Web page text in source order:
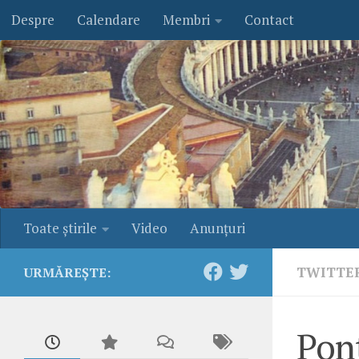
Skip to content
Despre Calendare Membri Contact
Toate ştirile Video Anunţuri
URMĂREȘTE: